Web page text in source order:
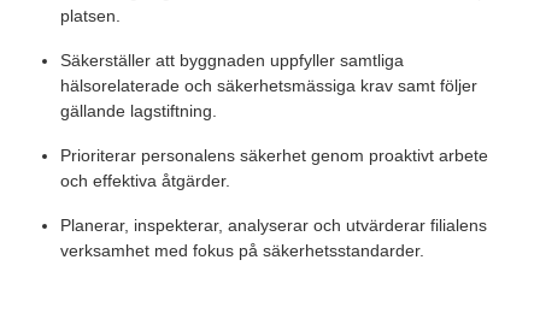
platsen.
Säkerställer att byggnaden uppfyller samtliga
hälsorelaterade och säkerhetsmässiga krav samt följer
gällande lagstiftning.
Prioriterar personalens säkerhet genom proaktivt arbete
och effektiva åtgärder.
Planerar, inspekterar, analyserar och utvärderar filialens
verksamhet med fokus på säkerhetsstandarder.